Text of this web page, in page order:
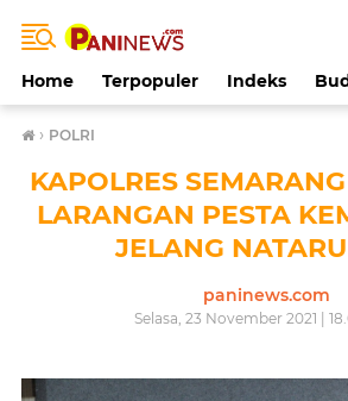
Home Terpopuler Indeks
› POLRI
KAPOLRES
LARANGAN PESTA
JELANG
paninews.com
Selasa, 23 November 2021 |